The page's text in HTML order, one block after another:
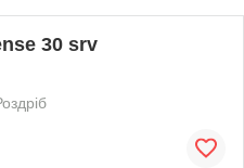
30 srv